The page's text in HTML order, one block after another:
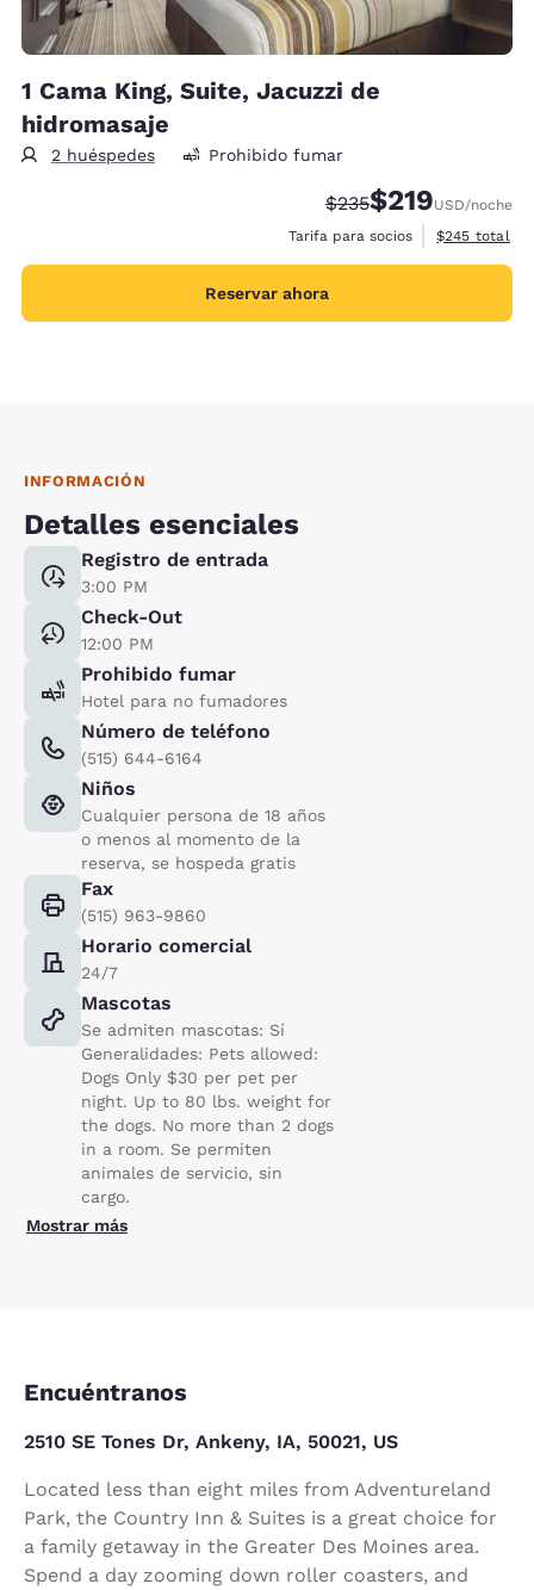
1 Cama King, Suite, Jacuzzi de
hidromasaje
2 huéspedes Prohibido fumar
Precio tachado:
$235Precio con
$219USD/noche
Tarifa para socios
Ver detalles
$245 total
Reservar ahora
INFORMACIÓN
Detalles esenciales
Registro de entrada
3:00 PM
Check-Out
12:00 PM
Prohibido fumar
Hotel para no fumadores
Número de teléfono
(515) 644-6164
Niños
Cualquier persona de 18 años
o menos al momento de la
reserva, se hospeda gratis
Fax
(515) 963-9860
Horario comercial
24/7
Mascotas
Se admiten mascotas: Sí
Generalidades: Pets allowed:
Dogs Only $30 per pet per
night. Up to 80 lbs. weight for
the dogs. No more than 2 dogs
in a room. Se permiten
animales de servicio, sin
cargo.
Mostrar más
Encuéntranos
2510 SE Tones Dr, Ankeny, IA, 50021, US
Located less than eight miles from Adventureland
Park, the Country Inn & Suites is a great choice for
a family getaway in the Greater Des Moines area.
Spend a day zooming down roller coasters, and